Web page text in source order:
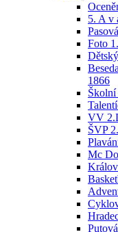
5. A v
Foto
1866
VV
ŠVP
Mc